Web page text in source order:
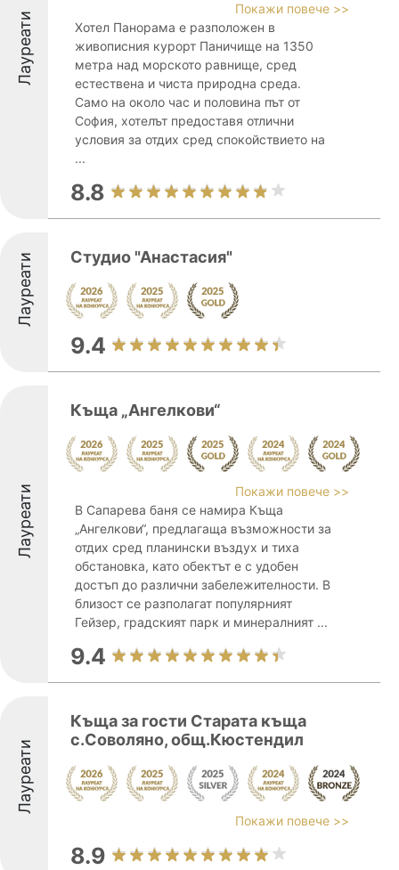
Лауреати
Покажи повече >>
Хотел Панорама е разположен в
живописния курорт Паничище на 1350
метра над морското равнище, сред
естествена и чиста природна среда.
Само на около час и половина път от
София, хотелът предоставя отлични
условия за отдих сред спокойствието на
...
8.8
Лауреати Студио "Анастасия"
9.4
Лауреати
Къща „Ангелкови“
Покажи повече >>
В Сапарева баня се намира Къща
„Ангелкови“, предлагаща възможности за
отдих сред планински въздух и тиха
обстановка, като обектът е с удобен
достъп до различни забележителности. В
близост се разполагат популярният
Гейзер, градският парк и минералният ...
9.4
Лауреати
Къща за гости Старата къща
с.Соволяно, общ.Кюстендил
Покажи повече >>
8.9